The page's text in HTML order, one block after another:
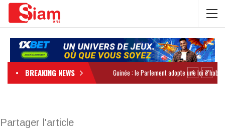
BREAKING NEWS
Partager l'article